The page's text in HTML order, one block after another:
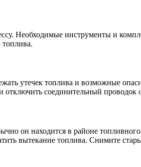
Необходимые инструменты и
топлива.
утечек топлива и возможные
соединительный проводок
он находится в районе
вытекание топлива. Снимите